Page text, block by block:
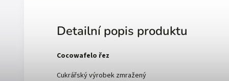
Detailní popis produktu
Cocowafelo řez
Cukrářský výrobek zmražený